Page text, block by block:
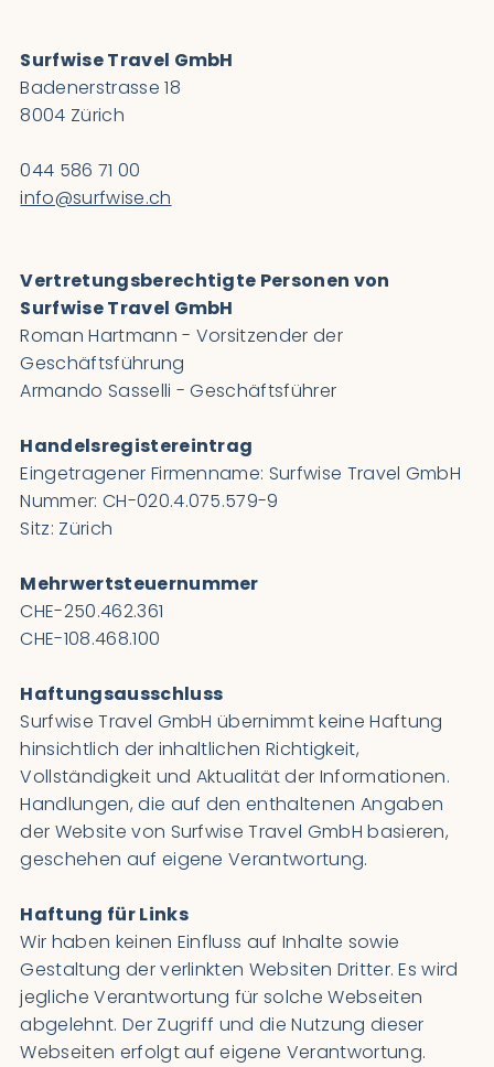
Surfwise Travel GmbH
Badenerstrasse 18
8004 Zürich
044 586 71 00
info@surfwise.ch
Vertretungsberechtigte Personen von
Surfwise Travel GmbH
Roman Hartmann - Vorsitzender der
Geschäftsführung
Armando Sasselli - Geschäftsführer
Handelsregistereintrag
Eingetragener Firmenname: Surfwise Travel GmbH
Nummer: CH-020.4.075.579-9
Sitz: Zürich
Mehrwertsteuernummer
CHE-250.462.361
CHE-108.468.100
Haftungsausschluss
Surfwise Travel GmbH übernimmt keine Haftung
hinsichtlich der inhaltlichen Richtigkeit,
Vollständigkeit und Aktualität der Informationen.
Handlungen, die auf den enthaltenen Angaben
der Website von Surfwise Travel GmbH basieren,
geschehen auf eigene Verantwortung.
Haftung für Links
Wir haben keinen Einfluss auf Inhalte sowie
Gestaltung der verlinkten Websiten Dritter. Es wird
jegliche Verantwortung für solche Webseiten
abgelehnt. Der Zugriff und die Nutzung dieser
Webseiten erfolgt auf eigene Verantwortung.